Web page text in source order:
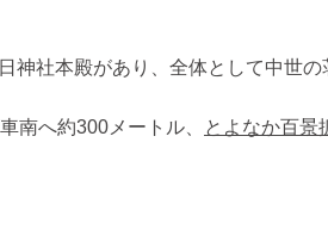
社本殿があり、全体として中世
南へ約300メートル、 とよなか百景